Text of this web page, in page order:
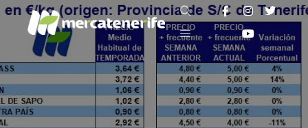
Buscar
Menú principal